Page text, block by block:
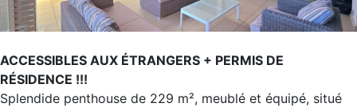
ACCESSIBLES AUX ÉTRANGERS + PERMIS DE
RÉSIDENCE !!!
Splendide penthouse de 229 m², meublé et équipé, situé